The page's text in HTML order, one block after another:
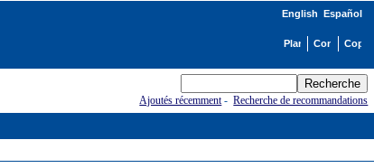
English Español
Ajoutés récemment-Recherche de recommandations